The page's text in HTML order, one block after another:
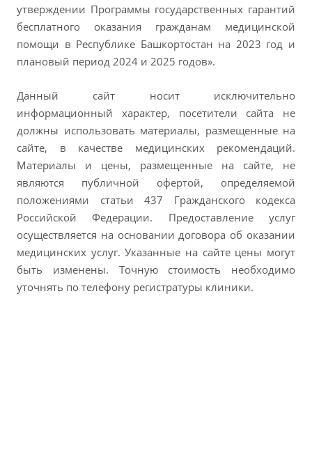
утверждении Программы государственных гарантий
бесплатного оказания гражданам медицинской
помощи в Республике Башкортостан на 2023 год и
плановый период 2024 и 2025 годов».
Данный сайт носит исключительно
информационный характер, посетители сайта не
должны использовать материалы, размещенные на
сайте, в качестве медицинских рекомендаций.
Материалы и цены, размещенные на сайте, не
являются публичной офертой, определяемой
положениями статьи 437 Гражданского кодекса
Российской Федерации. Предоставление услуг
осуществляется на основании договора об оказании
медицинских услуг. Указанные на сайте цены могут
быть изменены. Точную стоимость необходимо
уточнять по телефону регистратуры клиники.